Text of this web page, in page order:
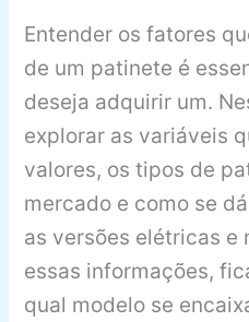
Entender os fatores
de um patinete é
deseja adquirir um.
explorar as variáveis
valores, os tipos de
mercado e como se
as versões elétricas e
essas informações,
qual modelo se